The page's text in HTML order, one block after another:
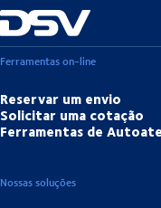
Ferramentas on-line
Reservar um envio
Solicitar uma cotação
Ferramentas de
Nossas soluções